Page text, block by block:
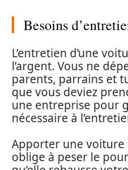
Besoins
L’entretien d’une
l’argent. Vous ne
parents, parrains et
que vous deviez
une entreprise pour
nécessaire à
Apporter une voiture
oblige à peser le